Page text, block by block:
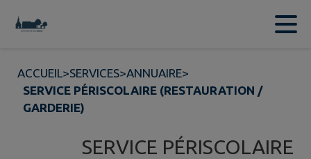
Contenu
ACCUEIL>SERVICES>ANNUAIRE>
SERVICE PÉRISCOLAIRE (RESTAURATION /
GARDERIE)
SERVICE PÉRISCOLAIRE